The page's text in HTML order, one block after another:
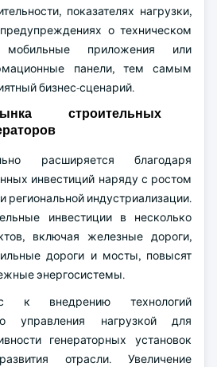
показателях нагрузки,
о техническом
приложения или
панели, тем самым
бизнес-сценарий.
строительных
расширяется благодаря
инвестиций наряду с ростом
региональной индустриализации.
инвестиции в несколько
включая железные дороги,
дороги и мосты, повысят
энергосистемы.
к внедрению технологий
управления нагрузкой для
генераторных установок
отрасли. Увеличение